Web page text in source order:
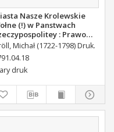
Nasze Krolewskie
(!) w Panstwach
: Prawo
Dnia 18.
1791.
Michał (1722-1798) Druk.
druk